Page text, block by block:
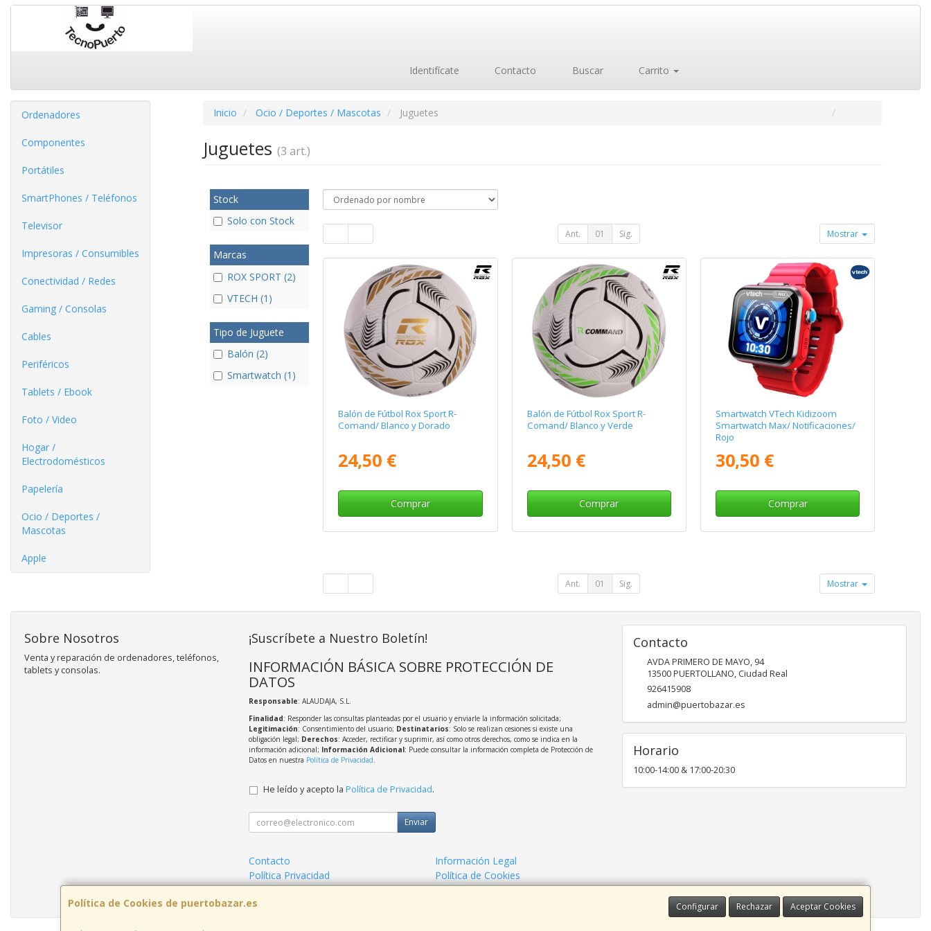
Identifícate Contacto Buscar Carrito
Ordenadores
Componentes
Portátiles
SmartPhones / Teléfonos
Televisor
Impresoras / Consumibles
Conectividad / Redes
Gaming / Consolas
Cables
Periféricos
Tablets / Ebook
Foto / Video
Hogar /
Electrodomésticos
Papelería
Ocio / Deportes /
Mascotas
Apple
Inicio Ocio / Deportes / Mascotas Juguetes
Juguetes (3 art.)
Stock
Solo con Stock
Marcas
ROX SPORT (2)
VTECH (1)
Tipo de Juguete
Balón (2)
Smartwatch (1)
Ant. 01 Sig. Mostrar
Balón de Fútbol Rox Sport R-
Comand/ Blanco y Dorado
24,50 €
Comprar
Balón de Fútbol Rox Sport R-
Comand/ Blanco y Verde
24,50 €
Comprar
Smartwatch VTech Kidizoom
Smartwatch Max/ Notificaciones/
Rojo
30,50 €
Comprar
Ant. 01 Sig. Mostrar
Política de Cookies de puertobazar.es Configurar Rechazar Aceptar Cookies
Sobre Nosotros
Venta y reparación de ordenadores, teléfonos,
tablets y consolas.
¡Suscríbete a Nuestro Boletín!
INFORMACIÓN BÁSICA SOBRE PROTECCIÓN DE
DATOS
Responsable: ALAUDAJA, S.L.
Finalidad: Responder las consultas planteadas por el usuario y enviarle la información solicitada;
Legitimación: Consentimiento del usuario; Destinatarios: Solo se realizan cesiones si existe una
obligación legal; Derechos: Acceder, rectificar y suprimir, así como otros derechos, como se indica en la
información adicional; Información Adicional: Puede consultar la información completa de Protección de
Datos en nuestra Política de Privacidad.
He leído y acepto la Política de Privacidad.
Enviar
Contacto
Información Legal
Política Privacidad
Política de Cookies
Condiciones de Compra
Formas de Pago
Contacto
AVDA PRIMERO DE MAYO, 94
13500PUERTOLLANO, Ciudad Real
926415908
admin@puertobazar.es
Horario
10:00-14:00 & 17:00-20:30